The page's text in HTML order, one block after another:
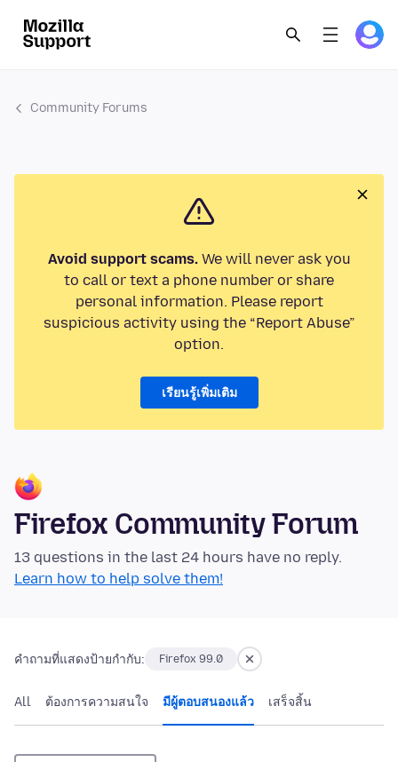
Community Forums
Avoid support scams.We will never ask you
to call or text a phone number or share
personal information. Please report
suspicious activity using the “Report Abuse”
option.
เรียนรู้เพิ่มเติม
Firefox Community Forum
13 questions in the last 24 hours have no reply.
Learn how to help solve them!
คำถามที่แสดงป้ายกำกับ: Firefox 99.0
All ต้องการความสนใจ มีผู้ตอบสนองแล้ว เสร็จสิ้น